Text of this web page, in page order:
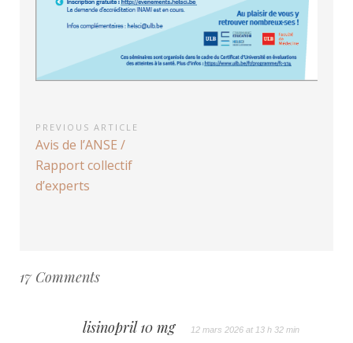
Navigation
de
l’article
PREVIOUS ARTICLE
Previous
Article:
Avis de l’ANSE /
Rapport collectif
d’experts
17 Comments
lisinopril 10 mg 12 mars 2026 at 13 h 32 min